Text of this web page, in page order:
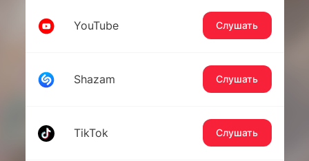
YouTube Слушать
Shazam Слушать
TikTok Слушать